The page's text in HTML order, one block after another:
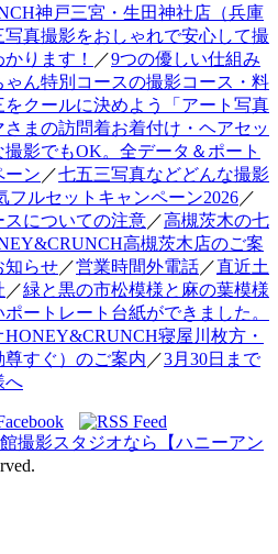
神戸三宮・生田神社店（兵庫
写真撮影をおしゃれで安心して撮
ります！ ／9つの優しい仕組み
ゃん特別コースの撮影コース・料
をクールに決めよう「アート写真
さまの訪問着お着付け・ヘアセッ
影でもOK。全データ＆ポート
ーン ／七五三写真などどんな撮影
フルセットキャンペーン2026／
についての注意／高槻茨木の七
高槻茨木店のご案
知らせ／営業時間外電話／直近土
／緑と黒の市松模様と麻の葉模様
ートレート台紙ができました。
寝屋川枚方・
すぐ）のご案内 ／3月30日まで
へ
撮影スタジオなら【ハニーアン